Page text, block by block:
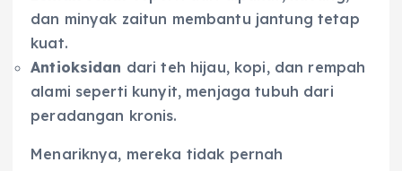
dan minyak zaitun membantu jantung tetap
kuat.
Antioksidan dari teh hijau, kopi, dan rempah
alami seperti kunyit, menjaga tubuh dari
peradangan kronis.
Menariknya, mereka tidak pernah